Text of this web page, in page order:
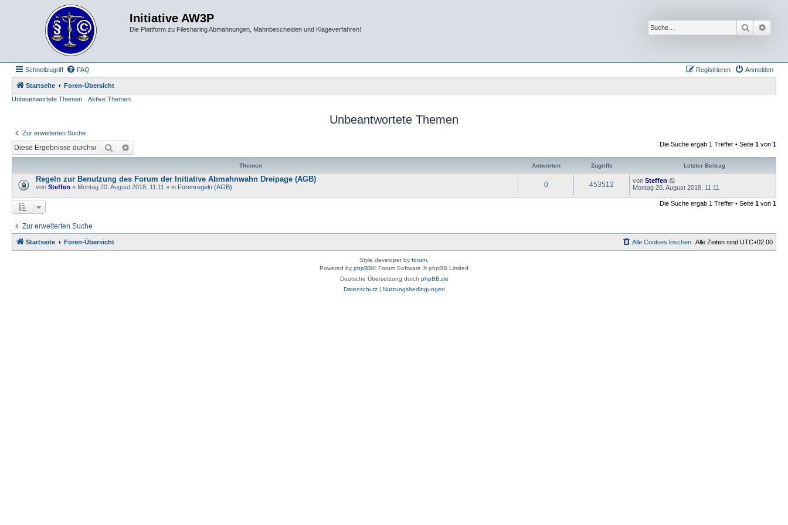
Initiative AW3P
Die Plattform zu Filesharing Abmahnungen, Mahnbescheiden und Klageverfahren! Suche
Schnellzugriff FAQ Anmelden
Registrieren
Startseite
Foren-Übersicht
Unbeantwortete Themen
Aktive Themen
Unbeantwortete Themen
Zur erweiterten Suche
Suche Die Suche ergab 1 Treffer • Seite 1 von 1
Themen Antworten Zugriffe Letzter Beitrag
Regeln zur Benutzung des Forum der Initiative Abmahnwahn Dreipage (AGB)
von Steffen » Montag 20. August 2018, 11:11 » in Forenregeln (AGB) 0 453512 von Steffen
Montag 20. August 2018, 11:11
Die Suche ergab 1 Treffer • Seite 1 von 1
Zur erweiterten Suche
Startseite Foren-Übersicht Alle Zeiten sind UTC+02:00
Alle Cookies löschen
Style developer by forum
Powered by phpBB® Forum Software © phpBB Limited
Deutsche Übersetzung durch phpBB.de
Datenschutz| Nutzungsbedingungen